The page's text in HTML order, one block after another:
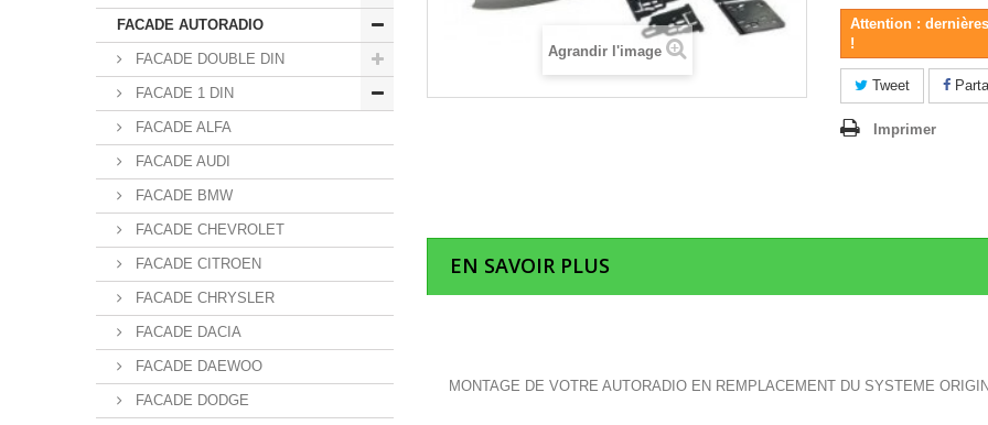
FACADE AUTORADIO
FACADE DOUBLE DIN
FACADE 1 DIN
FACADE ALFA
FACADE AUDI
FACADE BMW
FACADE CHEVROLET
FACADE CITROEN
FACADE CHRYSLER
FACADE DACIA
FACADE DAEWOO
FACADE DODGE
Agrandir l'image
Attention :
!
Tweet
Imprimer
EN SAVOIR PLUS
MONTAGE DE VOTRE AUTORADIO EN REMPLACEMENT DU SYSTEME